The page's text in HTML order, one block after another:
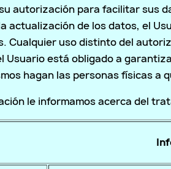
autorización para facilitar sus
actualización de los datos, el
Cualquier uso distinto del
Usuario está obligado a
hagan las personas físicas a
le informamos acerca del